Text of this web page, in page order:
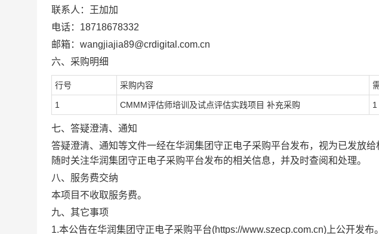
联系人：王加加
电话：18718678332
邮箱：wangjiajia89@crdigital.com.cn
六、采购明细
行号 采购内容
1 CMMM评估师培训及试点评估实践项目 补充采购 1
七、答疑澄清、通知
答疑澄清、通知等文件一经在华润集团守正电子采购平台发布，视为已发放
随时关注华润集团守正电子采购平台发布的相关信息，并及时查阅和处理。
八、服务费交纳
本项目不收取服务费。
九、其它事项
1.本公告在华润集团守正电子采购平台(https://www.szecp.com.cn)上公开发布。